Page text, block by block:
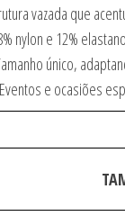
vazada que
nylon e 12%
único,
e ocasiões